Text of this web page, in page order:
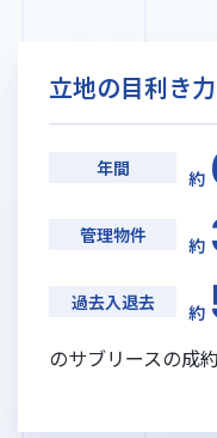
立地の目利き力
年間 約
管理物件 約
過去入退去 約
のサブリースの成